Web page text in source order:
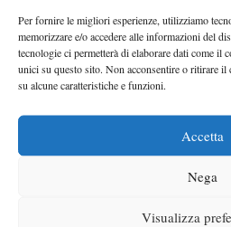
Per fornire le migliori esperienze, utilizziamo
memorizzare e/o accedere alle informazioni del
tecnologie ci permetterà di elaborare dati come il
unici su questo sito. Non acconsentire o ritirare il
su alcune caratteristiche e funzioni.
Accetta
Nega
Visualizza
sostenibile, stile, anche con
termine
Ufficiale l’arrivo degli stop
obbligatori in Italia
Peugeot